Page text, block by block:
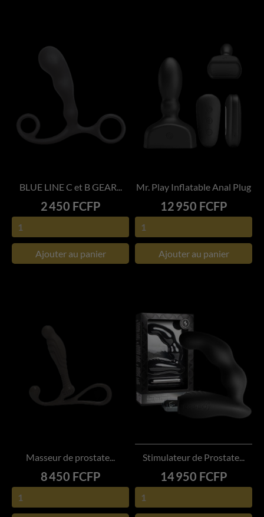
BLUE LINE C et B GEAR...
Prix
2 450 FCFP
Ajouter au panier
Mr. Play Inflatable Anal Plug
Prix
12 950 FCFP
Ajouter au panier
Masseur de prostate...
Prix
8 450 FCFP
Stimulateur de Prostate...
Prix
14 950 FCFP